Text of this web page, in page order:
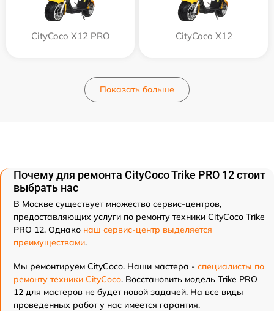
CityCoco X12 PRO CityCoco X12
Показать больше
Почему для ремонта CityCoco Trike PRO 12 стоит
выбрать нас
В Москве существует множество сервис-центров,
предоставляющих услуги по ремонту техники CityCoco Trike
PRO 12. Однако наш сервис-центр выделяется
преимуществами.
Мы ремонтируем CityCoco. Наши мастера - специалисты по
ремонту техники CityCoco. Восстановить модель Trike PRO
12 для мастеров не будет новой задачей. На все виды
проведенных работ у нас имеется гарантия.